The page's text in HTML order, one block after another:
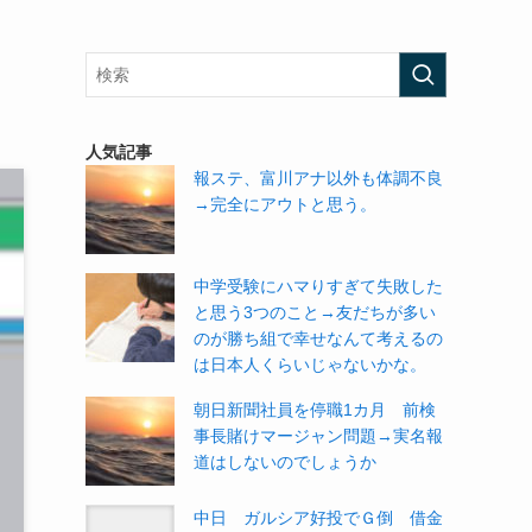
人気記事
報ステ、富川アナ以外も体調不良
→完全にアウトと思う。
中学受験にハマりすぎて失敗した
と思う3つのこと→友だちが多い
のが勝ち組で幸せなんて考えるの
は日本人くらいじゃないかな。
朝日新聞社員を停職1カ月 前検
事長賭けマージャン問題→実名報
道はしないのでしょうか
中日 ガルシア好投でＧ倒 借金